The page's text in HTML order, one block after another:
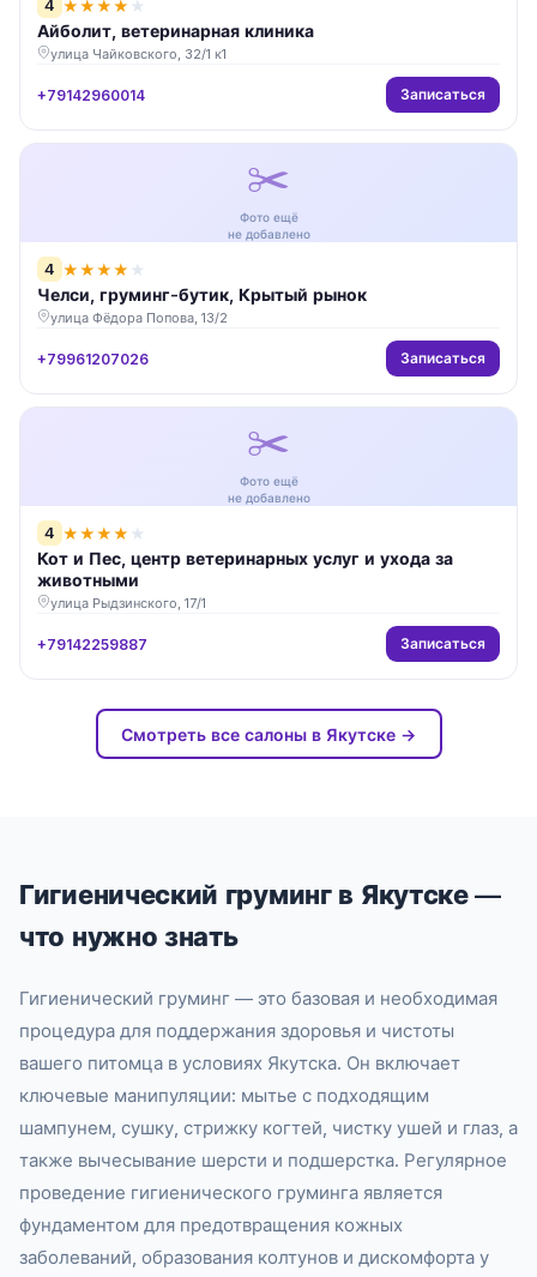
4 ★★★★ ★
Айболит, ветеринарная клиника
улица Чайковского, 32/1 к1
+79142960014 Записаться
✂️
Фото ещё
не добавлено
4 ★★★★ ★
Челси, груминг-бутик, Крытый рынок
улица Фёдора Попова, 13/2
+79961207026 Записаться
✂️
Фото ещё
не добавлено
4 ★★★★ ★
Кот и Пес, центр ветеринарных услуг и ухода за
животными
улица Рыдзинского, 17/1
+79142259887 Записаться
Смотреть все салоны в Якутске →
Гигиенический груминг в Якутске —
что нужно знать
Гигиенический груминг — это базовая и необходимая
процедура для поддержания здоровья и чистоты
вашего питомца в условиях Якутска. Он включает
ключевые манипуляции: мытье с подходящим
шампунем, сушку, стрижку когтей, чистку ушей и глаз, а
также вычесывание шерсти и подшерстка. Регулярное
проведение гигиенического груминга является
фундаментом для предотвращения кожных
заболеваний, образования колтунов и дискомфорта у